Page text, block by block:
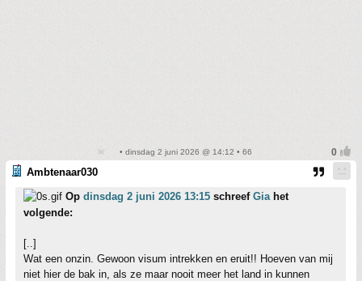
• dinsdag 2 juni 2026 @ 14:12 • 66
Ambtenaar030
Op dinsdag 2 juni 2026 13:15 schreef Giahet
volgende:
[..]
Wat een onzin. Gewoon visum intrekken en eruit!! Hoeven van mij
niet hier de bak in, als ze maar nooit meer het land in kunnen